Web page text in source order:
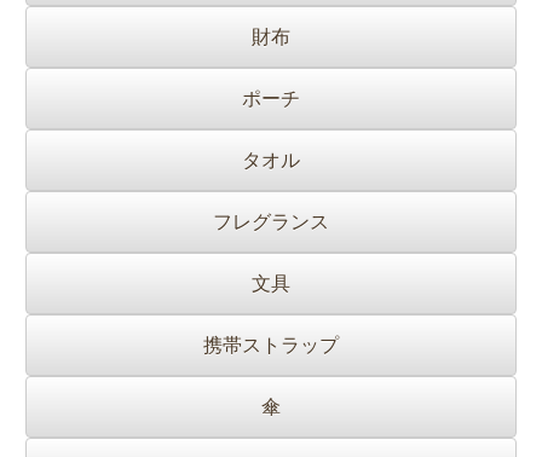
財布
ポーチ
タオル
フレグランス
文具
携帯ストラップ
傘